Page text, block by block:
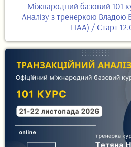
Міжнародний базовий 101
Аналізу з тренеркою Владою
ITAA) / Старт